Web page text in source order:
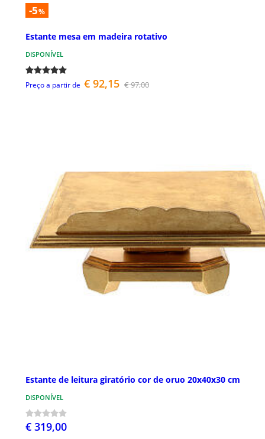
-5%
Estante mesa em madeira rotativo
DISPONÍVEL
Preço a partir de € 92,15 € 97,00
Estante de leitura giratório cor de oruo 20x40x30 cm
DISPONÍVEL
€ 319,00